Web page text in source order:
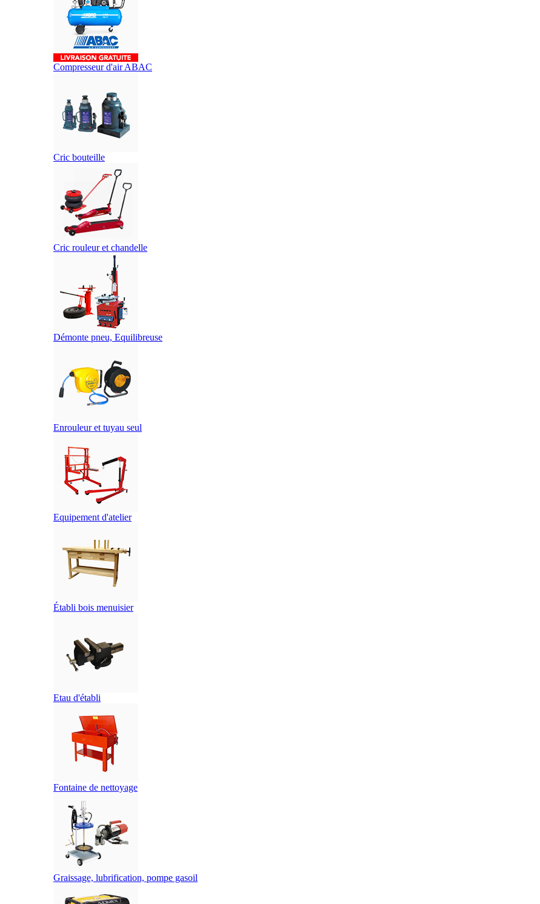
Compresseur d'air ABAC
Cric bouteille
Cric rouleur et chandelle
Démonte pneu, Equilibreuse
Enrouleur et tuyau seul
Equipement d'atelier
Établi bois menuisier
Etau d'établi
Fontaine de nettoyage
Graissage, lubrification, pompe gasoil